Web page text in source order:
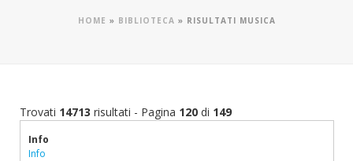
HOME » BIBLIOTECA » RISULTATI MUSICA
Trovati 14713 risultati - Pagina 120 di 149
Info
Info